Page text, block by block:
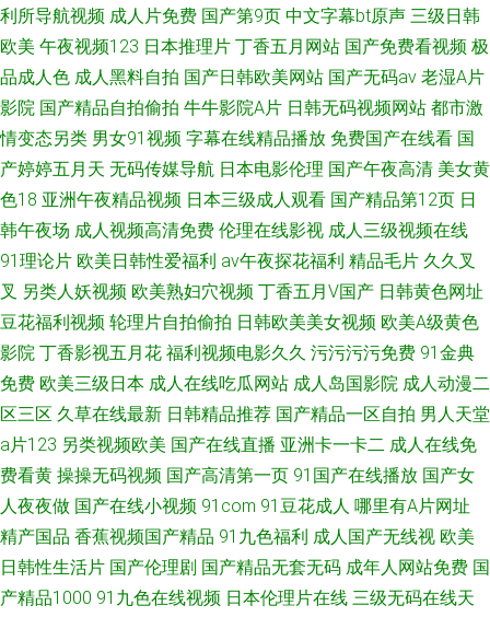
利所导航视频 成人片免费 国产第9页 中文字幕bt原声 三级日韩
欧美 午夜视频123 日本推理片 丁香五月网站 国产免费看视频 极
品成人色 成人黑料自拍 国产日韩欧美网站 国产无码av 老湿A片
影院 国产精品自拍偷拍 牛牛影院A片 日韩无码视频网站 都市激
情变态另类 男女91视频 字幕在线精品播放 免费国产在线看 国
产婷婷五月天 无码传媒导航 日本电影伦理 国产午夜高清 美女黄
色18 亚洲午夜精品视频 日本三级成人观看 国产精品第12页 日
韩午夜场 成人视频高清免费 伦理在线影视 成人三级视频在线
91理论片 欧美日韩性爱福利 av午夜探花福利 精品毛片 久久叉
叉 另类人妖视频 欧美熟妇穴视频 丁香五月V国产 日韩黄色网址
豆花福利视频 轮理片自拍偷拍 日韩欧美美女视频 欧美A级黄色
影院 丁香影视五月花 福利视频电影久久 污污污污免费 91金典
免费 欧美三级日本 成人在线吃瓜网站 成人岛国影院 成人动漫二
区三区 久草在线最新 日韩精品推荐 国产精品一区自拍 男人天堂
a片123 另类视频欧美 国产在线直播 亚洲卡一卡二 成人在线免
费看黄 操操无码视频 国产高清第一页 91国产在线播放 国产女
人夜夜做 国产在线小视频 91com 91豆花成人 哪里有A片网址
精产国品 香蕉视频国产精品 91九色福利 成人国产无线视 欧美
日韩性生活片 国产伦理剧 国产精品无套无码 成年人网站免费 国
产精品1000 91九色在线视频 日本伦理片在线 三级无码在线天